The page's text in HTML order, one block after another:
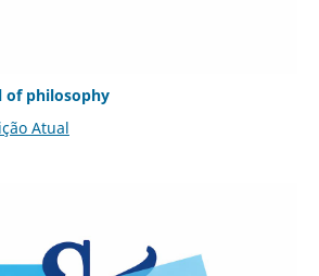
of philosophy
Atual